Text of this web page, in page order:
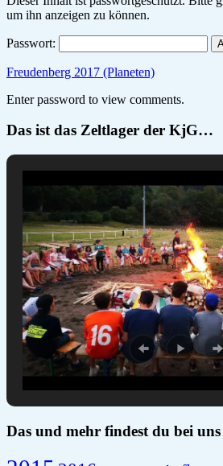
um ihn anzeigen zu können.
Passwort:
Freudenberg 2017 (Planeten)
Enter password to view comments.
Das ist das Zeltlager der KjG…
Das und mehr findest du bei